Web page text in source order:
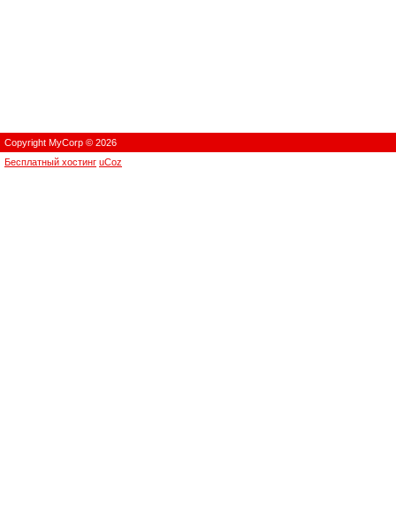
Copyright MyCorp © 2026
Бесплатный хостинг uCoz